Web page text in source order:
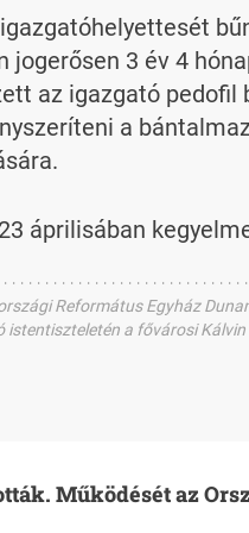
3 év 4
az igazgató pedofil
a
áprilisában
Református Egyház
a fővárosi
Működését az